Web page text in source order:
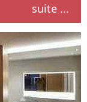
suite ...